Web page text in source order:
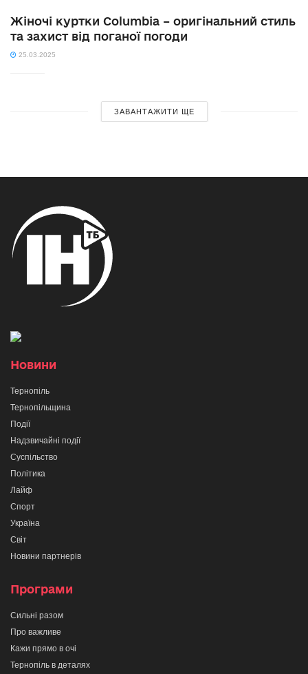
Жіночі куртки Columbia – оригінальний стиль
та захист від поганої погоди
25.03.2025
ЗАВАНТАЖИТИ ЩЕ
Новини
Тернопіль
Тернопільщина
Події
Надзвичайні події
Суспільство
Політика
Лайф
Спорт
Україна
Світ
Новини партнерів
Програми
Сильні разом
Про важливе
Кажи прямо в очі
Тернопіль в деталях